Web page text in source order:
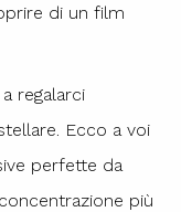
di un film
regalarci
Ecco a voi
perfette da
più